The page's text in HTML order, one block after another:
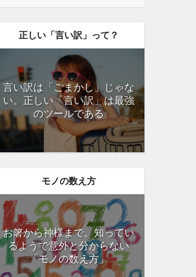
正しい「言い訳」って？
言い訳は「ごまかし」じゃな
い。正しい「言い訳」は最強
のツールである
モノの数え方
お箸から神様まで。知ってい
るようで意外と分からない
「モノの数え方」